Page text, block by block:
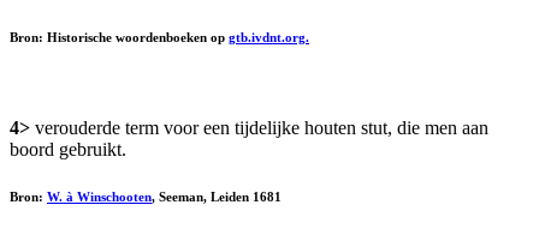
Bron: Historische woordenboeken op gtb.ivdnt.org.
4> verouderde term voor een tijdelijke houten stut, die men aan
boord gebruikt.
Bron: W. à Winschooten, Seeman, Leiden 1681